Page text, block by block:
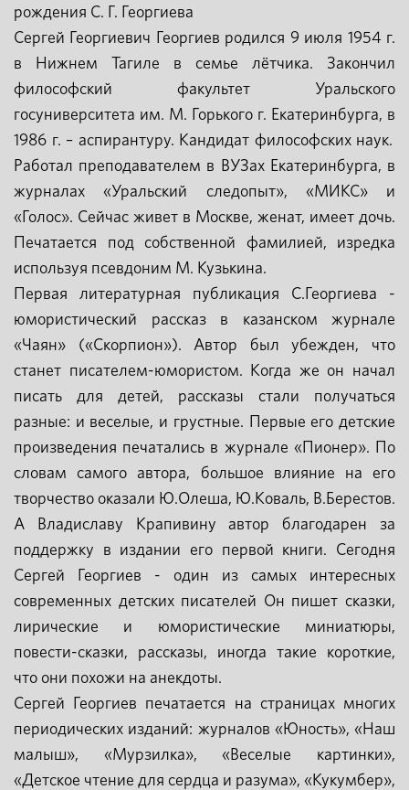
рождения С. Г. Георгиева
Сергей Георгиевич Георгиев родился 9 июля 1954 г.
в Нижнем Тагиле в семье лётчика. Закончил
философский факультет Уральского
госуниверситета им. М. Горького г. Екатеринбурга, в
1986 г. – аспирантуру. Кандидат философских наук.
Работал преподавателем в ВУЗах Екатеринбурга, в
журналах «Уральский следопыт», «МИКС» и
«Голос». Сейчас живет в Москве, женат, имеет дочь.
Печатается под собственной фамилией, изредка
используя псевдоним М. Кузькина.
Первая литературная публикация С.Георгиева -
юмористический рассказ в казанском журнале
«Чаян» («Скорпион»). Автор был убежден, что
станет писателем-юмористом. Когда же он начал
писать для детей, рассказы стали получаться
разные: и веселые, и грустные. Первые его детские
произведения печатались в журнале «Пионер». По
словам самого автора, большое влияние на его
творчество оказали Ю.Олеша, Ю.Коваль, В.Берестов.
А Владиславу Крапивину автор благодарен за
поддержку в издании его первой книги. Сегодня
Сергей Георгиев - один из самых интересных
современных детских писателей Он пишет сказки,
лирические и юмористические миниатюры,
повести-сказки, рассказы, иногда такие короткие,
что они похожи на анекдоты.
Сергей Георгиев печатается на страницах многих
периодических изданий: журналов «Юность», «Наш
малыш», «Мурзилка», «Веселые картинки»,
«Детское чтение для сердца и разума», «Кукумбер»,